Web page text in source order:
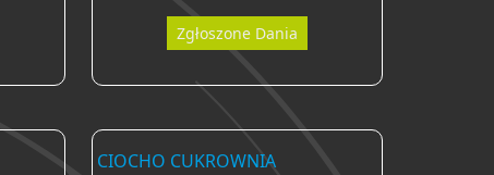
Zgłoszone Dania
CIOCHO CUKROWNIA